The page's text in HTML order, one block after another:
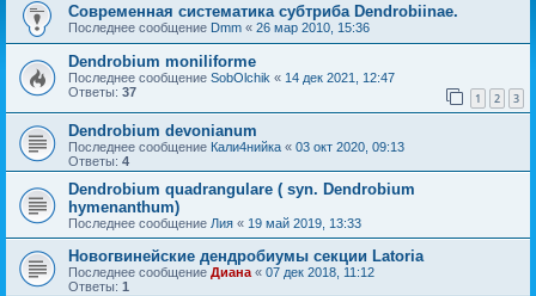
Современная систематика субтриба Dendrobiinae.
Последнее сообщение Dmm « 26 мар 2010, 15:36
Dendrobium moniliforme
Последнее сообщение SobOlchik « 14 дек 2021, 12:47
Ответы: 37 1 2 3
Dendrobium devonianum
Последнее сообщение Кали4нийка « 03 окт 2020, 09:13
Ответы: 4
Dendrobium quadrangulare ( syn. Dendrobium
hymenanthum)
Последнее сообщение Лия « 19 май 2019, 13:33
Новогвинейские дендробиумы секции Latoria
Последнее сообщение Диана « 07 дек 2018, 11:12
Ответы: 1